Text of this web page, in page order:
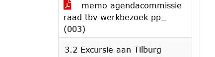
memo agendacommissie
raad tbv werkbezoek pp_
(003)
3.2 Excursie aan Tilburg